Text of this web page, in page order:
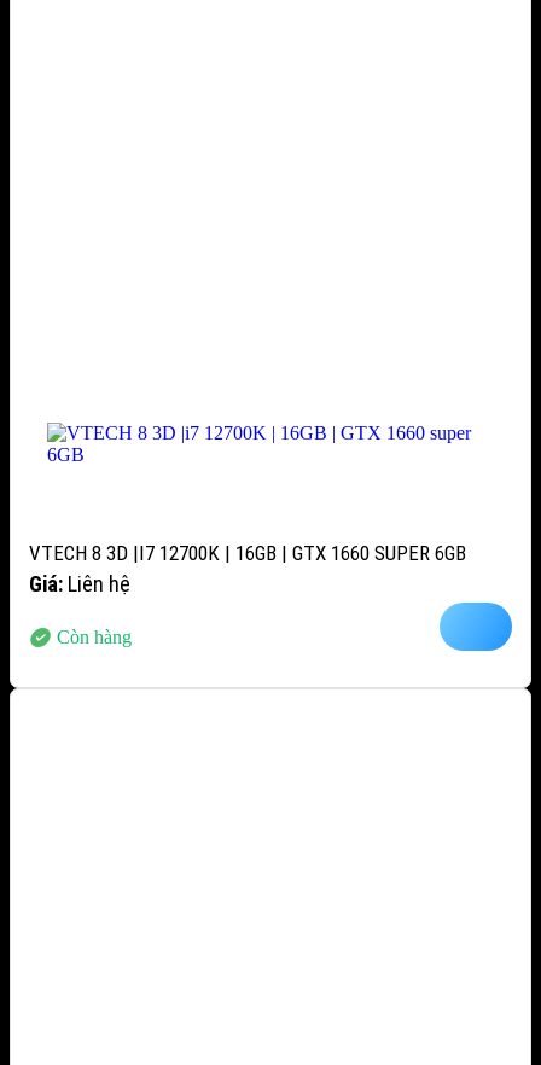
VTECH 8 3D |I7 12700K | 16GB | GTX 1660 SUPER 6GB
Giá: Liên hệ
Còn hàng